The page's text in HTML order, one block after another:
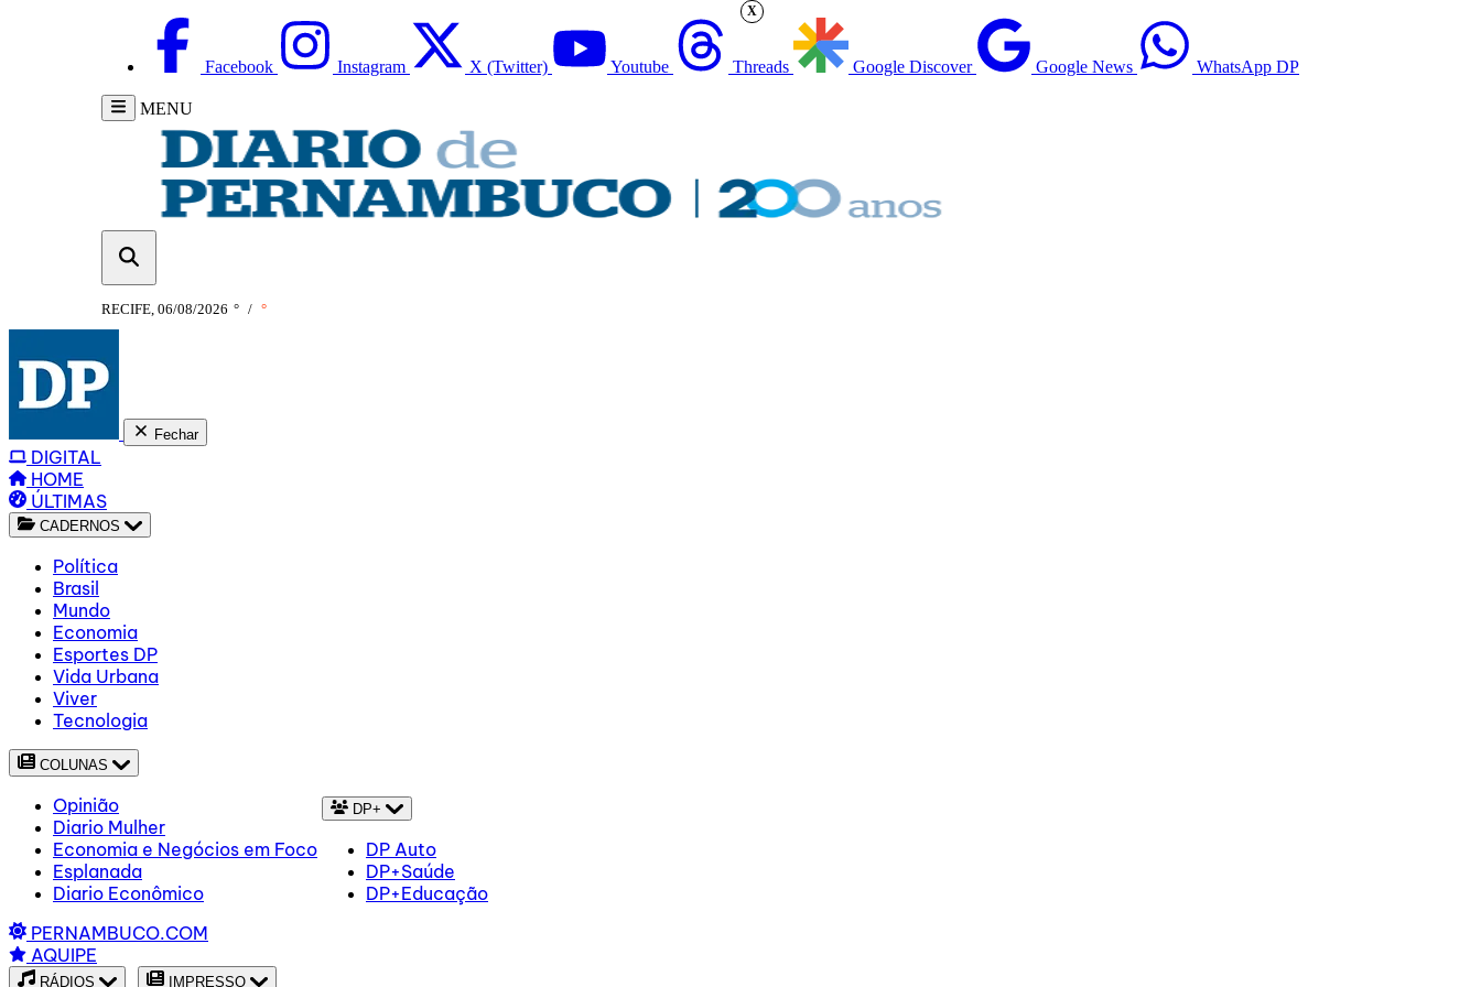
Facebook Instagram X (Twitter) Youtube Threads Google Discover Google News WhatsApp DP
MENU
RECIFE, 06/08/2026 ° / °
Fechar
DIGITAL
HOME
ÚLTIMAS
CADERNOS
Política
Brasil
Mundo
Economia
Esportes DP
Vida Urbana
Viver
Tecnologia
COLUNAS
Opinião
Diario Mulher
Economia e Negócios em Foco
Esplanada
Diario Econômico
DP+
DP Auto
DP+Saúde
DP+Educação
PERNAMBUCO.COM
AQUIPE
RÁDIOS IMPRESSO
X